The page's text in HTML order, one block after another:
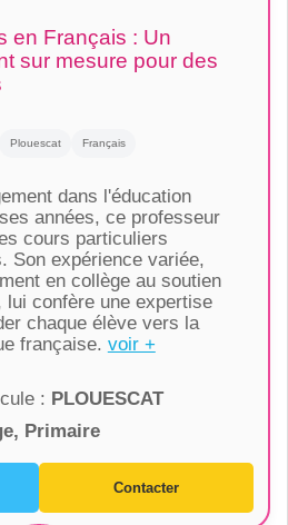
en Français : Un
sur mesure pour des
Plouescat Français
dans l'éducation
années, ce professeur
cours particuliers
Son expérience variée,
en collège au soutien
confère une expertise
chaque élève vers la
française. voir +
: PLOUESCAT
Primaire
Contacter